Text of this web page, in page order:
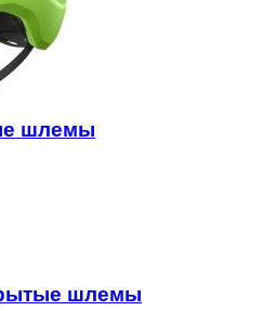
шлемы
шлемы